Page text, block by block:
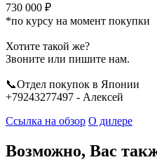
730 000 ₽
*по курсу на момент покупки
Хотите такой же?
Звоните или пишите нам.
📞Отдел покупок в Японии
+79243277497 - Алексей
Ссылка на обзор О дилере
Возможно, Вас